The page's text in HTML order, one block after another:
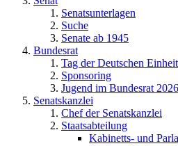
Senatsunterlagen
Suche
Senate ab 1945
Bundesrat
Tag der Deutschen
Sponsoring
Jugend im Bundesrat 2026
Senatskanzlei
Chef der Senatskanzlei
Staatsabteilung
Kabinetts- und